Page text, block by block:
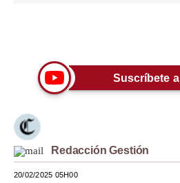
Viajes
Moda
Estilos
Mundo
EEUU
Suscríbete
Redacción Gestión
20/02/2025 05H00